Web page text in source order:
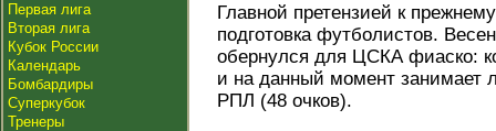
Первая лига
Вторая лига
Кубок России
Календарь
Бомбардиры
Суперкубок
Тренеры
Главной претензией к
подготовка футболистов.
обернулся для ЦСКА фиаско:
и на данный момент занимает
РПЛ (48 очков).